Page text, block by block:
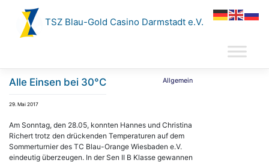
springen
TSZ Blau-Gold Casino Darmstadt e.V.
Alle Einsen bei 30°C
29. Mai 2017
Allgemein
Am Sonntag, den 28.05, konnten Hannes und Christina
Richert trotz den drückenden Temperaturen auf dem
Sommerturnier des TC Blau-Orange Wiesbaden e.V.
eindeutig überzeugen. In der Sen II B Klasse gewannen